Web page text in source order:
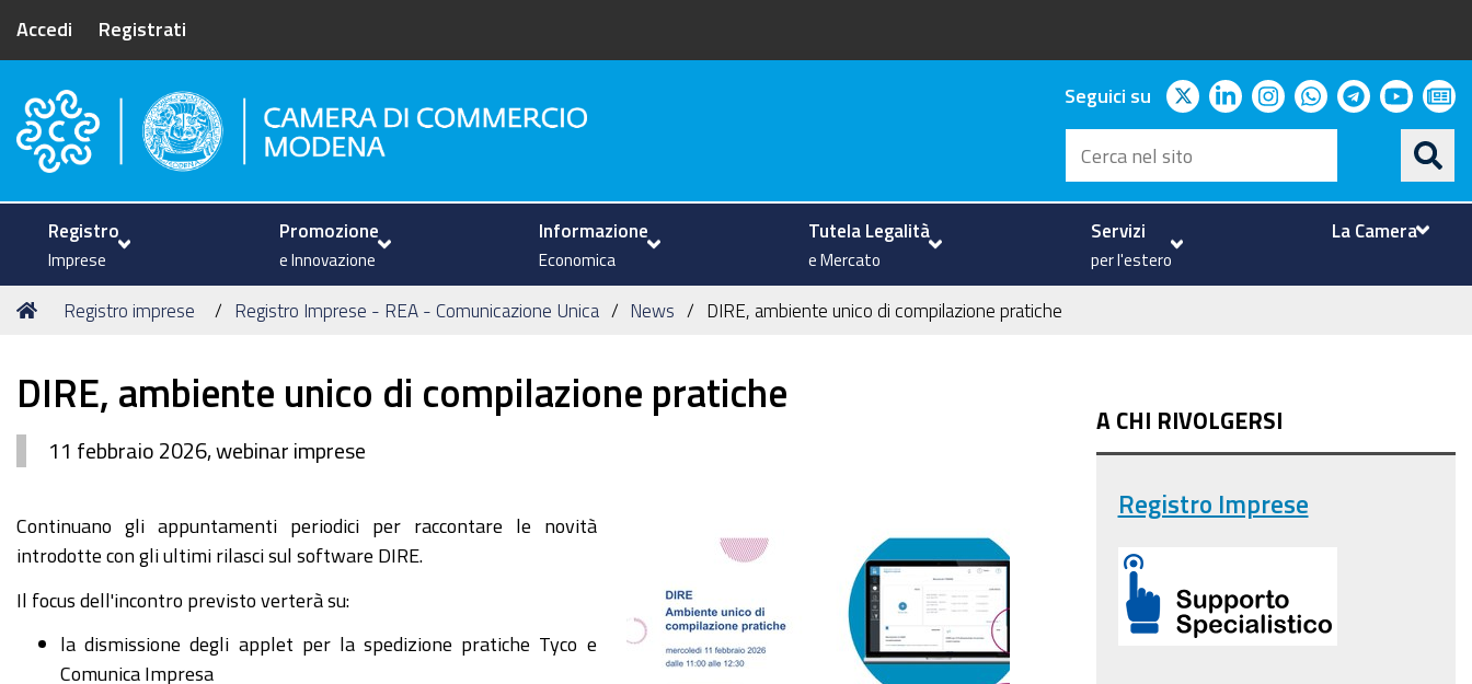
Accedi Registrati
Camera di Commercio di Modena
Seguici su twitterlinkedininstagram
whatsapp
telegram
Cerca
nel
sito
Registro
Imprese
Promozione
e Innovazione
Informazione
Economica
Tutela Legalità
e Mercato
Servizi
per l'estero
La Camera
Tu
Home
Registro imprese Registro Imprese - REA - Comunicazione Unica News DIRE, ambiente unico di compilazione pratiche
DIRE, ambiente unico di compilazione pratiche
11 febbraio 2026, webinar imprese
https://www.mo.camcom.it/registro-
imprese/registro-
rea-
comunicazione-
unica/news/dire-
Continuano gli appuntamenti periodici per raccontare le novità
introdotte con gli ultimi rilasci sul software DIRE.
Il focus dell'incontro previsto verterà su:
la dismissione degli applet per la spedizione pratiche Tyco e
Comunica Impresa
A CHI RIVOLGERSI
Registro Imprese